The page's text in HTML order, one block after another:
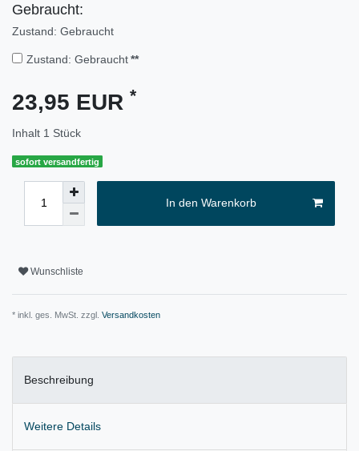
Gebraucht:
Zustand: Gebraucht
Zustand: Gebraucht **
23,95 EUR *
Inhalt 1 Stück
sofort versandfertig
In den Warenkorb
Wunschliste
* inkl. ges. MwSt. zzgl. Versandkosten
Beschreibung
Weitere Details